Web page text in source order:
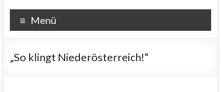
Menü
„So klingt Niederösterreich!“